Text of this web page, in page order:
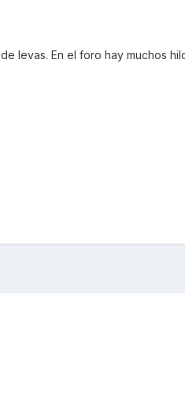
levas. En el foro hay muchos